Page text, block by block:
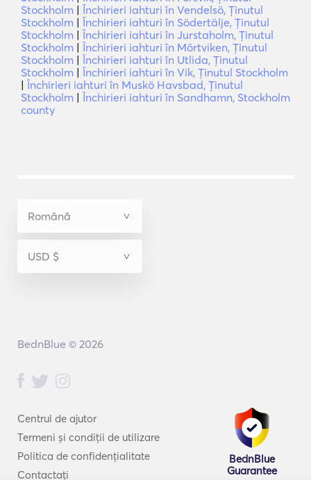
Stockholm | Închirieri iahturi în Vendelsö, Ținutul
Stockholm | Închirieri iahturi în Södertälje, Ținutul
Stockholm | Închirieri iahturi în Jurstaholm, Ținutul
Stockholm | Închirieri iahturi în Mörtviken, Ținutul
Stockholm | Închirieri iahturi în Utlida, Ținutul
Stockholm | Închirieri iahturi în Vik, Ținutul Stockholm
| Închirieri iahturi în Muskö Havsbad, Ținutul
Stockholm | Închirieri iahturi în Sandhamn, Stockholm
county
Centrul de ajutor
Termeni și condiții de utilizare
Politica de confidențialitate
Contactați
BednBlue
Guarantee
BednBlue © 2026